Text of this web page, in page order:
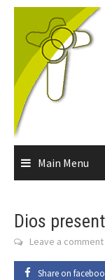
Skip
content
Main Menu
Dios
Leave a comment
Share on